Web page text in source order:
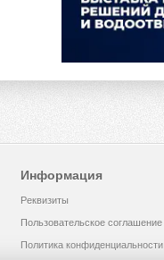
Информация
Реквизиты
Пользовательское соглашение
Политика конфиденциальности